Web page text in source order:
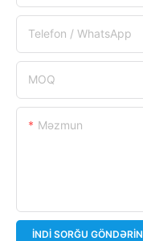
Telefon / WhatsApp
MOQ
Məzmun
İNDI SORĞU GÖNDƏRIN